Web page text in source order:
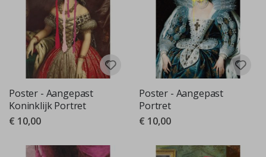
Poster - Aangepast
Koninklijk Portret
€ 10,00
Poster - Aangepast
Portret
€ 10,00